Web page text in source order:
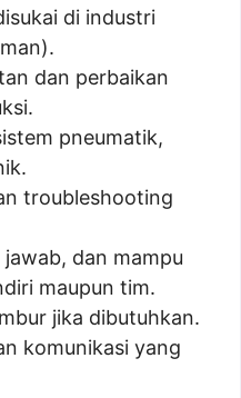
di industri
dan perbaikan
pneumatik,
troubleshooting
dan mampu
maupun tim.
jika dibutuhkan.
komunikasi yang